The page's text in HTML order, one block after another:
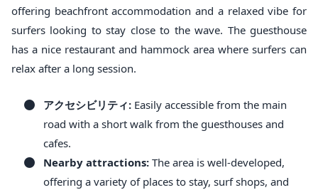
offering beachfront accommodation and a relaxed vibe for
surfers looking to stay close to the wave. The guesthouse
has a nice restaurant and hammock area where surfers can
relax after a long session.
アクセシビリティ: Easily accessible from the main
road with a short walk from the guesthouses and
cafes.
Nearby attractions: The area is well-developed,
offering a variety of places to stay, surf shops, and